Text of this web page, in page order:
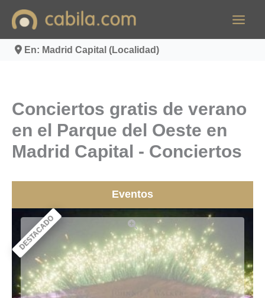
contenido
En: Madrid Capital (Localidad)
Conciertos gratis de verano
en el Parque del Oeste en
Madrid Capital - Conciertos
Eventos
DESTACADO